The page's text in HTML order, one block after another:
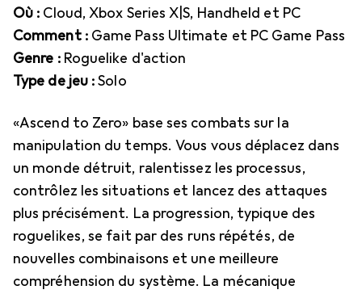
Où : Cloud, Xbox Series X|S, Handheld et PC
Comment :Game Pass Ultimate et PC Game Pass
Genre :Roguelike d'action
Type de jeu :Solo
«Ascend to Zero» base ses combats sur la
manipulation du temps. Vous vous déplacez dans
un monde détruit, ralentissez les processus,
contrôlez les situations et lancez des attaques
plus précisément. La progression, typique des
roguelikes, se fait par des runs répétés, de
nouvelles combinaisons et une meilleure
compréhension du système. La mécanique